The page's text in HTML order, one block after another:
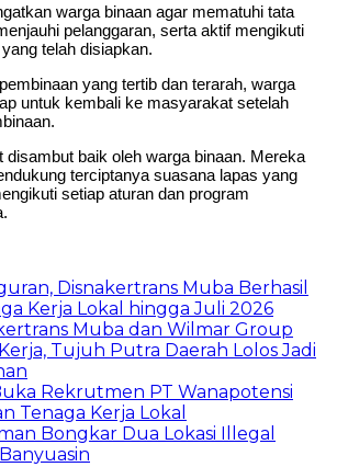
warga binaan agar mematuhi tata
pelanggaran, serta aktif mengikuti
telah disiapkan.
yang tertib dan terarah, warga
untuk kembali ke masyarakat setelah
disambut baik oleh warga binaan. Mereka
terciptanya suasana lapas yang
setiap aturan dan program
Disnakertrans Muba Berhasil
Kerja Lokal hingga Juli 2026
Muba dan Wilmar Group
Tujuh Putra Daerah Lolos Jadi
Rekrutmen PT Wanapotensi
Tenaga Kerja Lokal
Bongkar Dua Lokasi Illegal